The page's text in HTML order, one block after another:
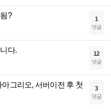
? 1
댓글
다. 12
댓글
그리오, 서버이전 후 첫
3
댓글